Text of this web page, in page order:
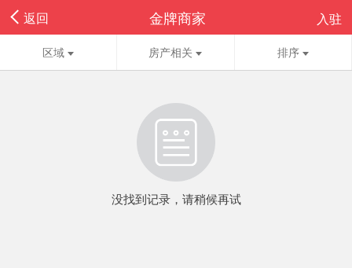
返回 金牌商家 入驻
区域 房产相关 排序
没找到记录，请稍候再试